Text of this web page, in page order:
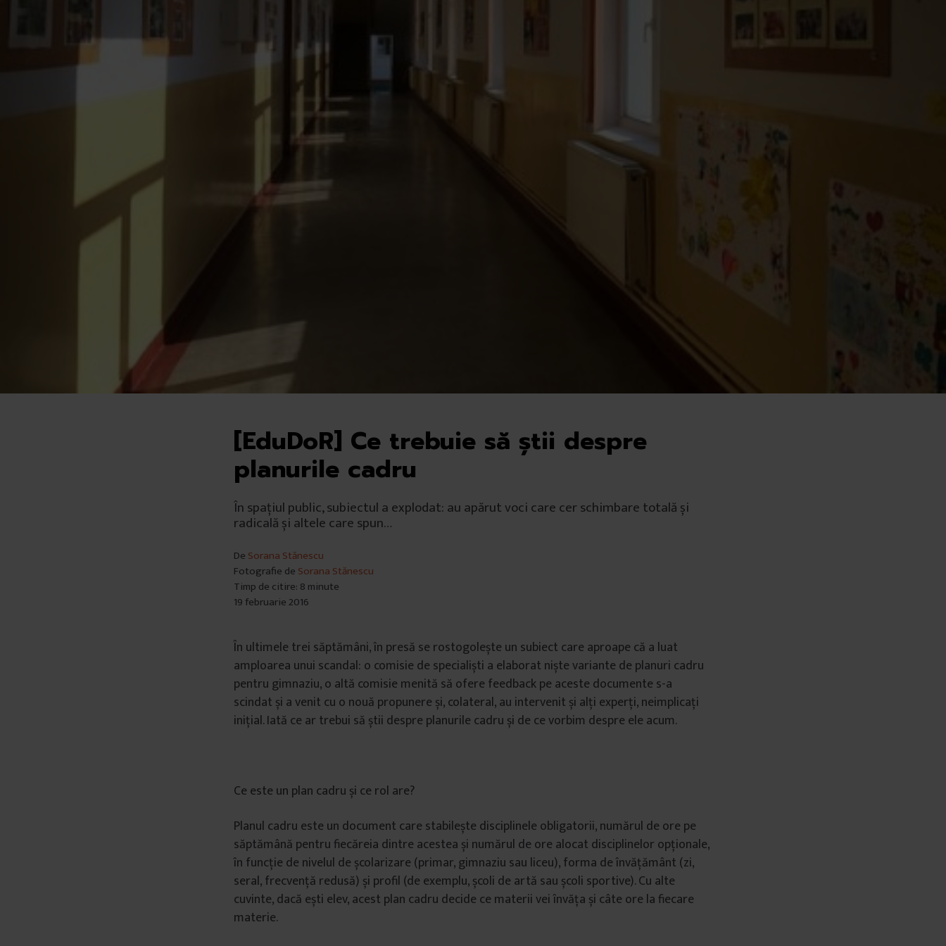
[EduDoR] Ce trebuie să știi despre
planurile cadru
În spațiul public, subiectul a explodat: au apărut voci care cer schimbare totală și
radicală și altele care spun…
De Sorana Stănescu
Fotografie de Sorana Stănescu
Timp de citire: 8 minute
19 februarie 2016
În ultimele trei săptămâni, în presă se rostogolește un subiect care aproape că a luat
amploarea unui scandal: o comisie de specialiști a elaborat niște variante de planuri cadru
pentru gimnaziu, o altă comisie menită să ofere feedback pe aceste documente s-a
scindat și a venit cu o nouă propunere și, colateral, au intervenit și alți experți, neimplicați
inițial. Iată ce ar trebui să știi despre planurile cadru și de ce vorbim despre ele acum.
Ce este un plan cadru și ce rol are?
Planul cadru este un document care stabilește disciplinele obligatorii, numărul de ore pe
săptămână pentru fiecăreia dintre acestea și numărul de ore alocat disciplinelor opționale,
în funcție de nivelul de școlarizare (primar, gimnaziu sau liceu), forma de învățământ (zi,
seral, frecvență redusă) și profil (de exemplu, școli de artă sau școli sportive). Cu alte
cuvinte, dacă ești elev, acest plan cadru decide ce materii vei învăța și câte ore la fiecare
materie.